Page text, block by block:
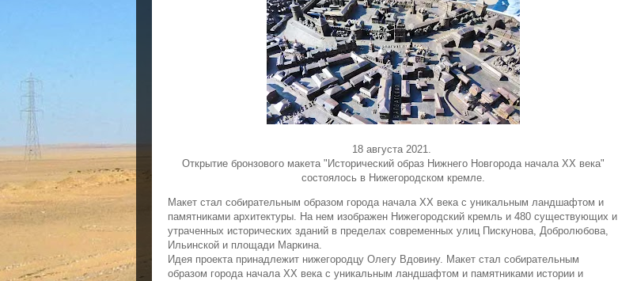
18 августа 2021.
Открытие бронзового макета "Исторический образ Нижнего Новгорода начала XX века"
состоялось в Нижегородском кремле.
Макет стал собирательным образом города начала XX века с уникальным ландшафтом и
памятниками архитектуры. На нем изображен Нижегородский кремль и 480 существующих и
утраченных исторических зданий в пределах современных улиц Пискунова, Добролюбова,
Ильинской и площади Маркина.
Идея проекта принадлежит нижегородцу Олегу Вдовину. Макет стал собирательным
образом города начала XX века с уникальным ландшафтом и памятниками истории и